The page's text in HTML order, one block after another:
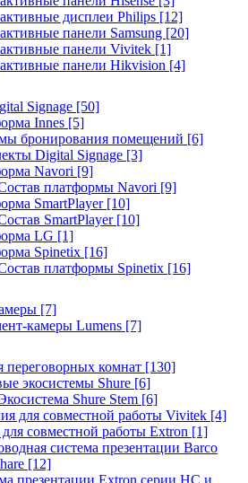
дисплеи Philips [12]
панели Samsung [20]
панели Vivitek [1]
панели Hikvision [4]
Signage [50]
Innes [5]
бронирования помещений [6]
Digital Signage [3]
Navori [9]
платформы Navori [9]
SmartPlayer [10]
SmartPlayer [10]
LG [1]
Spinetix [16]
платформы Spinetix [16]
[7]
камеры Lumens [7]
переговорных комнат [130]
экосистемы Shure [6]
Shure Stem [6]
для совместной работы Vivitek [4]
совместной работы Extron [1]
система презентации Barco
[12]
презентации Extron серии HC и